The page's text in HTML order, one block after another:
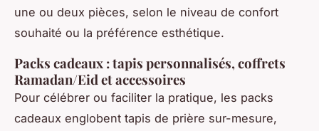
une ou deux pièces, selon le niveau de confort
souhaité ou la préférence esthétique.
Packs cadeaux : tapis personnalisés, coffrets
Ramadan/Eid et accessoires
Pour célébrer ou faciliter la pratique, les packs
cadeaux englobent tapis de prière sur-mesure,